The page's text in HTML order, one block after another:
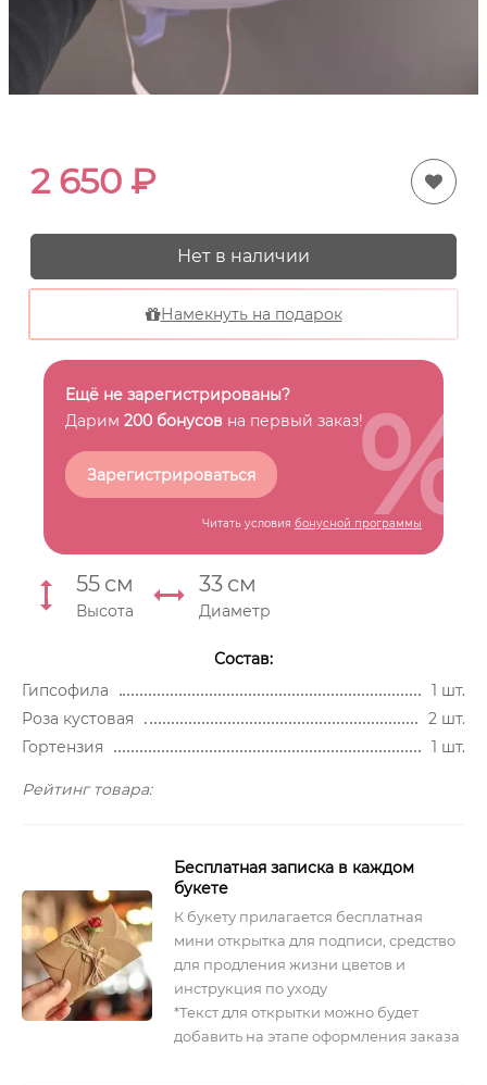
2 650 ₽
Нет в наличии
Намекнуть на подарок
Ещё не зарегистрированы?
Дарим 200 бонусов на первый заказ!
Зарегистрироваться
Читать условия бонусной программы
%
55 см
Высота
33 см
Диаметр
Состав:
Гипсофила
1 шт.
Роза кустовая
2 шт.
Гортензия
1 шт.
Рейтинг товара:
Бесплатная записка в каждом
букете
К букету прилагается бесплатная
мини открытка для подписи, средство
для продления жизни цветов и
инструкция по уходу
*Текст для открытки можно будет
добавить на этапе оформления заказа